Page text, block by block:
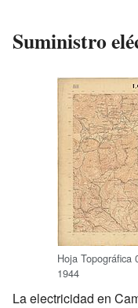
Suministro
Hoja Topográfica
1944
La electricidad en